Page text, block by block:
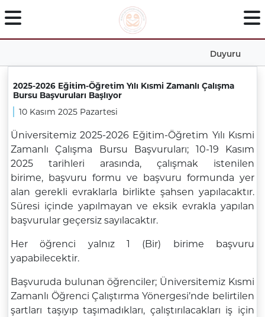
Duyuru
2025-2026 Eğitim-Öğretim Yılı Kısmi Zamanlı Çalışma
Bursu Başvuruları Başlıyor
10 Kasım 2025 Pazartesi
Üniversitemiz 2025-2026 Eğitim-Öğretim Yılı Kısmi
Zamanlı Çalışma Bursu Başvuruları; 10-19 Kasım
2025 tarihleri arasında, çalışmak istenilen
birime, başvuru formu ve başvuru formunda yer
alan gerekli evraklarla birlikte şahsen yapılacaktır.
Süresi içinde yapılmayan ve eksik evrakla yapılan
başvurular geçersiz sayılacaktır.
Her öğrenci yalnız 1 (Bir) birime başvuru
yapabilecektir.
Başvuruda bulunan öğrenciler; Üniversitemiz Kısmi
Zamanlı Öğrenci Çalıştırma Yönergesi’nde belirtilen
şartları taşıyıp taşımadıkları, çalıştırılacakları iş için